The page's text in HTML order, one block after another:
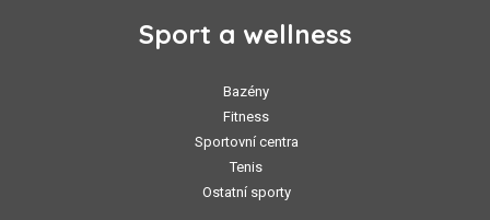
Sport a wellness
Bazény
Fitness
Sportovní centra
Tenis
Ostatní sporty